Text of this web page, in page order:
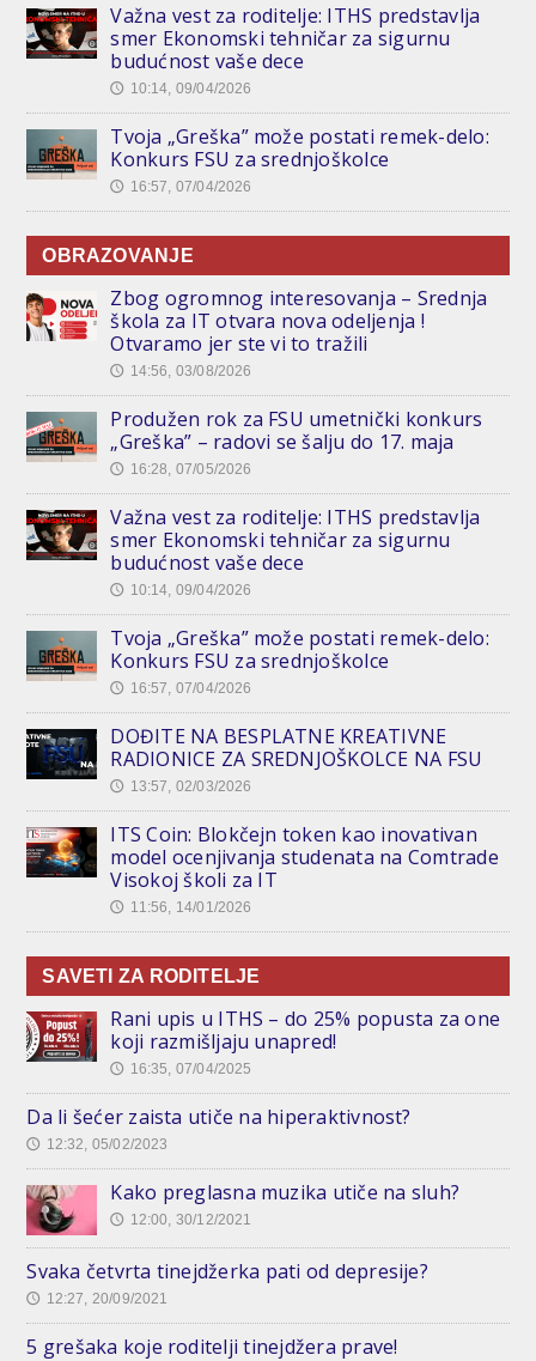
Važna vest za roditelje: ITHS predstavlja
smer Ekonomski tehničar za sigurnu
budućnost vaše dece
🕔 10:14, 09/04/2026
Tvoja „Greška” može postati remek-delo:
Konkurs FSU za srednjoškolce
🕔 16:57, 07/04/2026
OBRAZOVANJE
Zbog ogromnog interesovanja – Srednja
škola za IT otvara nova odeljenja !
Otvaramo jer ste vi to tražili
🕔 14:56, 03/08/2026
Produžen rok za FSU umetnički konkurs
„Greška” – radovi se šalju do 17. maja
🕔 16:28, 07/05/2026
Važna vest za roditelje: ITHS predstavlja
smer Ekonomski tehničar za sigurnu
budućnost vaše dece
🕔 10:14, 09/04/2026
Tvoja „Greška” može postati remek-delo:
Konkurs FSU za srednjoškolce
🕔 16:57, 07/04/2026
DOĐITE NA BESPLATNE KREATIVNE
RADIONICE ZA SREDNJOŠKOLCE NA FSU
🕔 13:57, 02/03/2026
ITS Coin: Blokčejn token kao inovativan
model ocenjivanja studenata na Comtrade
Visokoj školi za IT
🕔 11:56, 14/01/2026
SAVETI ZA RODITELJE
Rani upis u ITHS – do 25% popusta za one
koji razmišljaju unapred!
🕔 16:35, 07/04/2025
Da li šećer zaista utiče na hiperaktivnost?
🕔 12:32, 05/02/2023
Kako preglasna muzika utiče na sluh?
🕔 12:00, 30/12/2021
Svaka četvrta tinejdžerka pati od depresije?
🕔 12:27, 20/09/2021
5 grešaka koje roditelji tinejdžera prave!